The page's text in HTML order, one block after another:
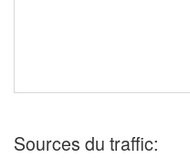
Sources du traffic: